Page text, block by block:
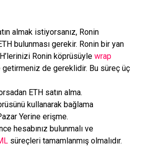
almak istiyorsanız, Ronin
bulunması gerekir. Ronin bir yan
Ronin köprüsüyle wrap
de gereklidir. Bu süreç üç
ETH satın alma.
kullanarak bağlama
Yerine erişme.
hesabınız bulunmalı ve
süreçleri tamamlanmış olmalıdır.